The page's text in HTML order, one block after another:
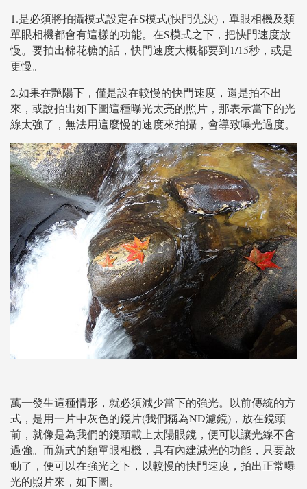
1.是必須將拍攝模式設定在S模式(快門先決)，單眼相機及類
單眼相機都會有這樣的功能。在S模式之下，把快門速度放
慢。要拍出棉花糖的話，快門速度大概都要到1/15秒，或是
更慢。
2.如果在艷陽下，僅是設在較慢的快門速度，還是拍不出
來，或說拍出如下圖這種曝光太亮的照片，那表示當下的光
線太強了，無法用這麼慢的速度來拍攝，會導致曝光過度。
萬一發生這種情形，就必須減少當下的強光。以前傳統的方
式，是用一片中灰色的鏡片(我們稱為ND濾鏡)，放在鏡頭
前，就像是為我們的鏡頭載上太陽眼鏡，便可以讓光線不會
過強。而新式的類單眼相機，具有內建減光的功能，只要啟
動了，便可以在強光之下，以較慢的快門速度，拍出正常曝
光的照片來，如下圖。